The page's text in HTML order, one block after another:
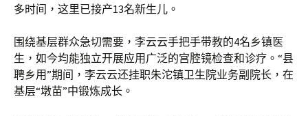
多时间，这里已接产13名新生儿。
围绕基层群众急切需要，李云云手把手带教的4名乡镇医
生，如今均能独立开展应用广泛的宫腔镜检查和诊疗。“县
聘乡用”期间，李云云还挂职朱沱镇卫生院业务副院长，在
基层“墩苗”中锻炼成长。